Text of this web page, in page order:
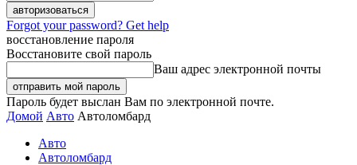
Forgot your password? Get help
восстановление пароля
Восстановите свой пароль
Ваш адрес электронной почты
Пароль будет выслан Вам по электронной почте.
Домой Авто Автоломбард
Авто
Автоломбард